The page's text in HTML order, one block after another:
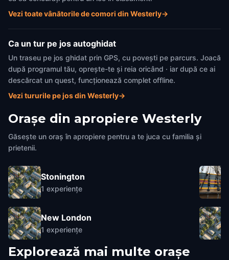
Vezi toate vânătorile de comori din Westerly→
Ca un tur pe jos autoghidat
Un traseu pe jos ghidat prin GPS, cu povești pe parcurs. Joacă
după programul tău, oprește-te și reia oricând · iar după ce ai
descărcat un quest, funcționează complet offline.
Vezi tururile pe jos din Westerly→
Orașe din apropiere Westerly
Găsește un oraș în apropiere pentru a te juca cu familia și
prietenii.
Stonington
1 experiențe
New London
1 experiențe
Explorează mai multe orașe